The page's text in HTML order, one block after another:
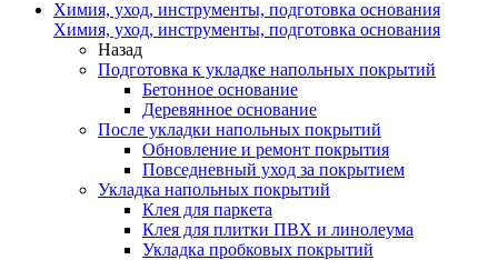
Химия, уход, инструменты, подготовка основания
Химия, уход, инструменты, подготовка основания
Назад
Подготовка к укладке напольных покрытий
Бетонное основание
Деревянное основание
После укладки напольных покрытий
Обновление и ремонт покрытия
Повседневный уход за покрытием
Укладка напольных покрытий
Клея для паркета
Клея для плитки ПВХ и линолеума
Укладка пробковых покрытий